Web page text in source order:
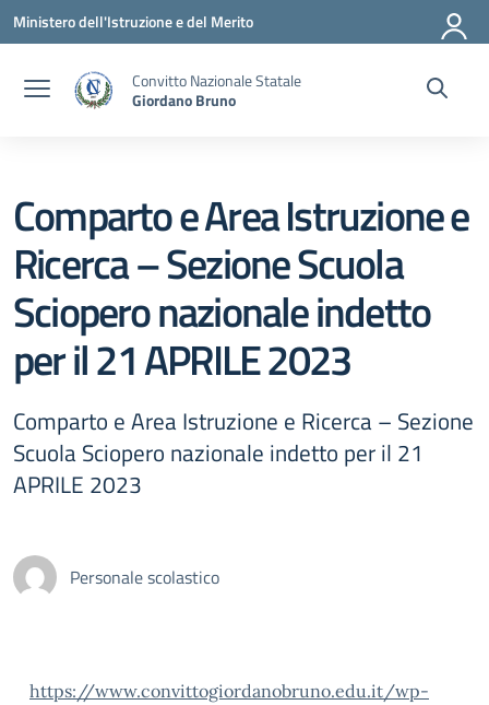
Vai ai contenuti
Vai al menu di navigazione
Vai al footer
Ministero dell'Istruzione e del Merito
Convitto Nazionale Statale
Giordano Bruno
Comparto e Area Istruzione e
Ricerca – Sezione Scuola
Sciopero nazionale indetto
per il 21 APRILE 2023
Comparto e Area Istruzione e Ricerca – Sezione
Scuola Sciopero nazionale indetto per il 21
APRILE 2023
Personale scolastico
https://www.convittogiordanobruno.edu.it/wp-